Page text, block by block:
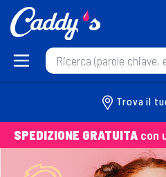
Trova il
SPEDIZIONE GRATUITA con